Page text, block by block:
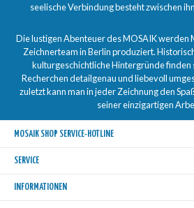
seelische Verbindung besteht zwischen
Die lustigen Abenteuer des MOSAIK werden
Zeichnerteam in Berlin produziert.
kulturgeschichtliche Hintergründe finden
Recherchen detailgenau und liebevoll
zuletzt kann man in jeder Zeichnung den
seiner einzigartigen
MOSAIK SHOP SERVICE-HOTLINE
SERVICE
INFORMATIONEN